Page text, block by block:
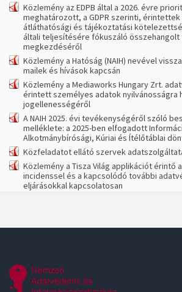
Közlemény az EDPB által a 2026. évre
meghatározott, a GDPR szerinti,
átláthatósági és tájékoztatási
általi teljesítésére fókuszáló
megkezdéséről
Közlemény a Hatóság (NAIH) nevével
mailek és hívások kapcsán
Közlemény a Mediaworks Hungary Zrt.
érintett személyes adatok nyilvánosságra
jogellenességéről
A NAIH 2025. évi tevékenységéről szóló
melléklete: a 2025-ben elfogadott
Alkotmánybírósági, Kúriai és Ítélőtáblai
Közfeladatot ellátó szervek
Közlemény a Tisza Világ applikációt érintő
incidenssel és a kapcsolódó további
eljárásokkal kapcsolatosan